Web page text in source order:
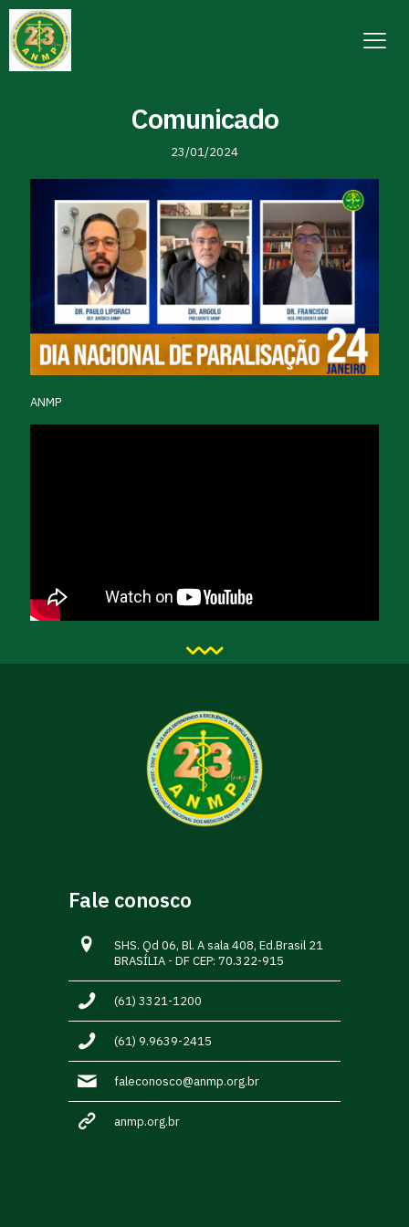
Comunicado
23/01/2024
ANMP
Fale conosco
SHS. Qd 06, Bl. A sala 408, Ed.Brasil 21
BRASÍLIA - DF CEP: 70.322-915
(61) 3321-1200
(61) 9.9639-2415
faleconosco@anmp.org.br
anmp.org.br